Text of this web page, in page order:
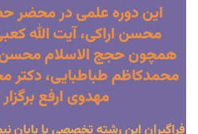
این دوره علمی در محضر
محسن اراکی، آیت الله
همچون حجج الاسلام محسن
محمدکاظم طباطبایی، دکتر
مهدوی ارفع